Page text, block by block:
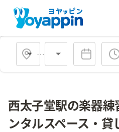
会場タイプ
西太子堂駅の楽器
ンタルスペース・